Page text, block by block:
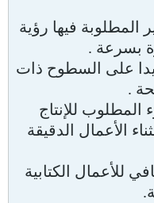
المطلوبة فيها رؤية
بسرعة .
على السطوح ذات
.
المطلوب للإنتاج
الأعمال الدقيقة
للأعمال الكتابية